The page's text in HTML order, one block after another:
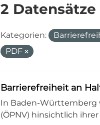
2
Kategorien:
PDF
Barrierefreiheit an
In Baden-Württemberg
(ÖPNV) hinsichtlich